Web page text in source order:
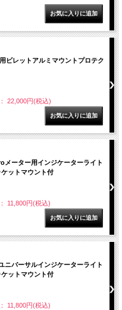
ビレットアルミマウントプロテク
22,000円(税込)
メーター用インジケーターライト
ットマウント付
11,800円(税込)
ニバーサルインジケーターライト
ットマウント付
11,800円(税込)